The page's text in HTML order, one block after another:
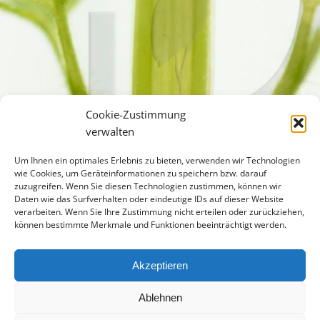
Cookie-Zustimmung
verwalten
Um Ihnen ein optimales Erlebnis zu bieten, verwenden wir Technologien
wie Cookies, um Geräteinformationen zu speichern bzw. darauf
zuzugreifen. Wenn Sie diesen Technologien zustimmen, können wir
Daten wie das Surfverhalten oder eindeutige IDs auf dieser Website
verarbeiten. Wenn Sie Ihre Zustimmung nicht erteilen oder zurückziehen,
können bestimmte Merkmale und Funktionen beeinträchtigt werden.
Akzeptieren
Ablehnen